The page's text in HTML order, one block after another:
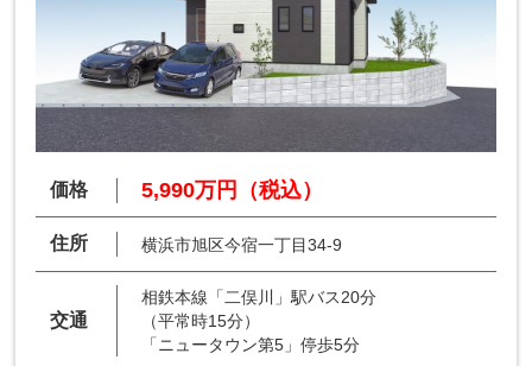
価格 5,990万円（税込）
住所 横浜市旭区今宿一丁目34-9
交通
相鉄本線「二俣川」駅バス20分
（平常時15分）
「ニュータウン第5」停歩5分